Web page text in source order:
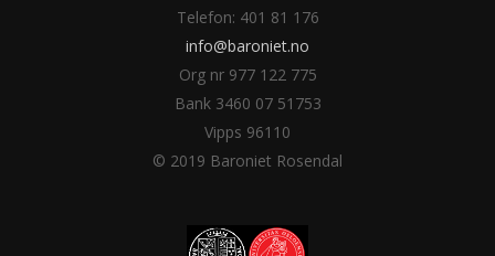
Telefon: 401 81 176
info@baroniet.no
Org nr 977 122 775
Bank 3460 07 51753
Vipps 96110
© 2019 Baroniet Rosendal